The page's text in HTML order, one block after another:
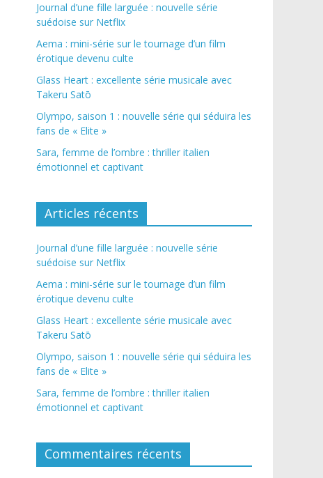
Journal d’une fille larguée : nouvelle série
suédoise sur Netflix
Aema : mini-série sur le tournage d’un film
érotique devenu culte
Glass Heart : excellente série musicale avec
Takeru Satō
Olympo, saison 1 : nouvelle série qui séduira les
fans de « Elite »
Sara, femme de l’ombre : thriller italien
émotionnel et captivant
Articles récents
Journal d’une fille larguée : nouvelle série
suédoise sur Netflix
Aema : mini-série sur le tournage d’un film
érotique devenu culte
Glass Heart : excellente série musicale avec
Takeru Satō
Olympo, saison 1 : nouvelle série qui séduira les
fans de « Elite »
Sara, femme de l’ombre : thriller italien
émotionnel et captivant
Commentaires récents